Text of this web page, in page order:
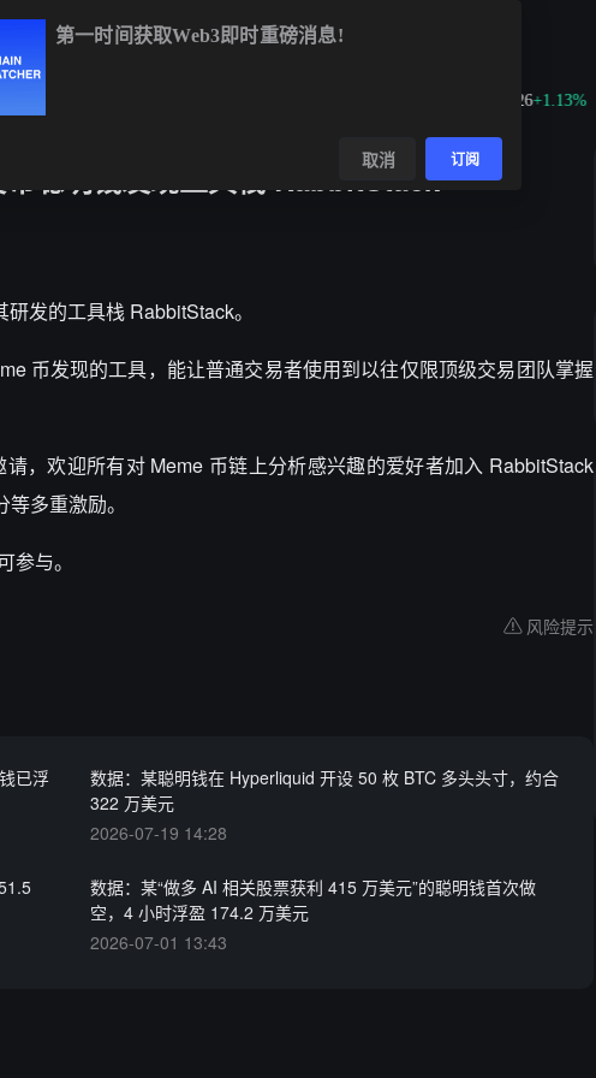
$601.26+1.13%
聪明钱发现工具栈 RabbitStack
发的工具栈 RabbitStack。
币发现的工具，能让普通交易者使用到以往仅限顶级交易团队掌握
，欢迎所有对 Meme 币链上分析感兴趣的爱好者加入 RabbitStack
多重激励。
参与。
风险提示
已浮
数据：某聪明钱在 Hyperliquid 开设 50 枚 BTC 多头头寸，约合
322 万美元
2026-07-19 14:28
数据：某“做多 AI 相关股票获利 415 万美元”的聪明钱首次做
空，4 小时浮盈 174.2 万美元
2026-07-01 13:43
第一时间获取Web3即时重磅消息!
取消 订阅